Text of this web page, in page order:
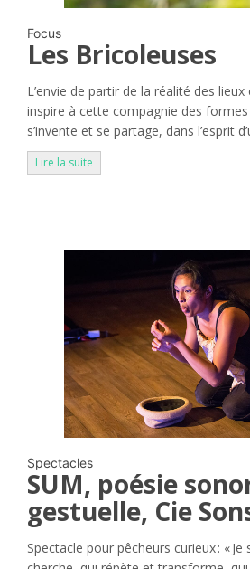
Focus
Les Bricoleuses
L’envie de partir de la réalité des
inspire à cette compagnie des
s’invente et se partage, dans l’esprit
Lire la suite
Spectacles
SUM, poésie
gestuelle, Cie
Spectacle pour pêcheurs curieux : «